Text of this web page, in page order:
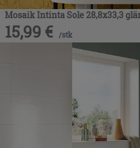
Mosaik Intinta Sole 28,8x33,3
15,99 € /stk